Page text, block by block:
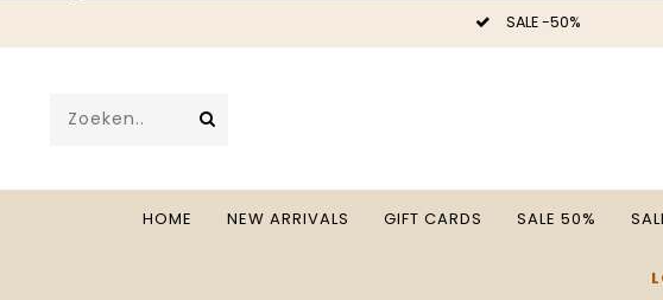
HOME NEW ARRIVALS GIFT CARDS SALE 50%